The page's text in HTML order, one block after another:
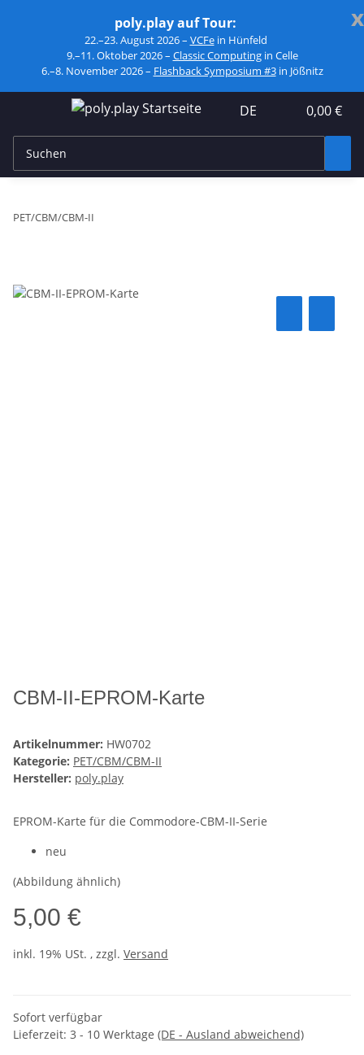
x
poly.play auf Tour:
22.–23. August 2026 – VCFein Hünfeld
9.–11. Oktober 2026 – Classic Computingin Celle
6.–8. November 2026 – Flashback Symposium #3in Jößnitz
DE 0,00 €
PET/CBM/CBM-II
CBM-II-EPROM-Karte
Artikelnummer: HW0702
Kategorie: PET/CBM/CBM-II
Hersteller: poly.play
EPROM-Karte für die Commodore-CBM-II-Serie
neu
(Abbildung ähnlich)
5,00 €
inkl. 19% USt. , zzgl. Versand
Sofort verfügbar
Lieferzeit: 3 - 10 Werktage (DE - Ausland abweichend)